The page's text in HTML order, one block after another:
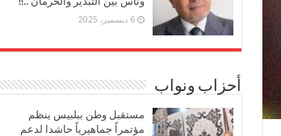
6 ديسمبر، 2025
أحزاب ونواب
مستقبل وطن ببلبيس ينظم
مؤتمراً جماهيرياً حاشدا لدعم